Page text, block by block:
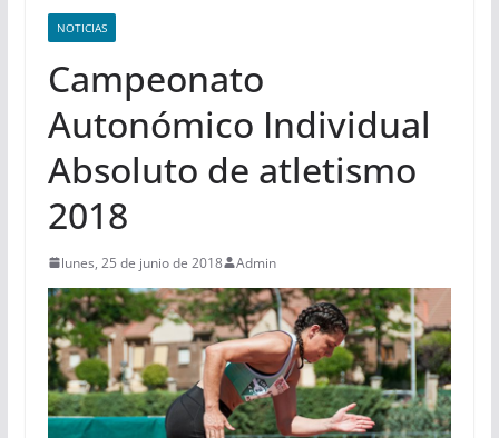
NOTICIAS
Campeonato
Autonómico Individual
Absoluto de atletismo
2018
lunes, 25 de junio de 2018 Admin